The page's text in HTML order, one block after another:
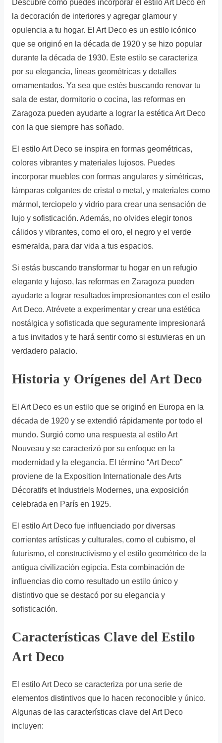
post
on:
Descubre cómo puedes incorporar el estilo Art Deco en
la decoración de interiores y agregar glamour y
opulencia a tu hogar. El Art Deco es un estilo icónico
que se originó en la década de 1920 y se hizo popular
durante la década de 1930. Este estilo se caracteriza
por su elegancia, líneas geométricas y detalles
ornamentados. Ya sea que estés buscando renovar tu
sala de estar, dormitorio o cocina, las reformas en
Zaragoza pueden ayudarte a lograr la estética Art Deco
con la que siempre has soñado.
El estilo Art Deco se inspira en formas geométricas,
colores vibrantes y materiales lujosos. Puedes
incorporar muebles con formas angulares y simétricas,
lámparas colgantes de cristal o metal, y materiales como
mármol, terciopelo y vidrio para crear una sensación de
lujo y sofisticación. Además, no olvides elegir tonos
cálidos y vibrantes, como el oro, el negro y el verde
esmeralda, para dar vida a tus espacios.
Si estás buscando transformar tu hogar en un refugio
elegante y lujoso, las reformas en Zaragoza pueden
ayudarte a lograr resultados impresionantes con el estilo
Art Deco. Atrévete a experimentar y crear una estética
nostálgica y sofisticada que seguramente impresionará
a tus invitados y te hará sentir como si estuvieras en un
verdadero palacio.
Historia y Orígenes del Art Deco
El Art Deco es un estilo que se originó en Europa en la
década de 1920 y se extendió rápidamente por todo el
mundo. Surgió como una respuesta al estilo Art
Nouveau y se caracterizó por su enfoque en la
modernidad y la elegancia. El término “Art Deco”
proviene de la Exposition Internationale des Arts
Décoratifs et Industriels Modernes, una exposición
celebrada en París en 1925.
El estilo Art Deco fue influenciado por diversas
corrientes artísticas y culturales, como el cubismo, el
futurismo, el constructivismo y el estilo geométrico de la
antigua civilización egipcia. Esta combinación de
influencias dio como resultado un estilo único y
distintivo que se destacó por su elegancia y
sofisticación.
Características Clave del Estilo
Art Deco
El estilo Art Deco se caracteriza por una serie de
elementos distintivos que lo hacen reconocible y único.
Algunas de las características clave del Art Deco
incluyen: